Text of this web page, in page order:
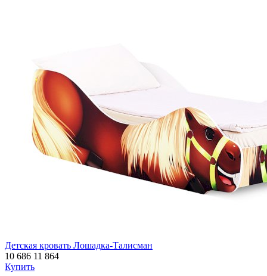
Детская кровать Лошадка-Талисман
10 686 11 864
Купить